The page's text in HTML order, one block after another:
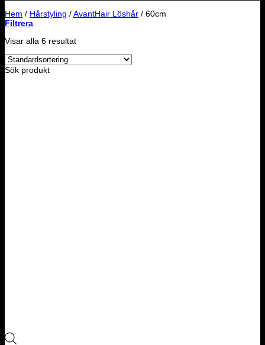
Hem / Hårstyling /AvantHair Löshår / 60cm
Filtrera
Visar alla 6 resultat
Sök produkt